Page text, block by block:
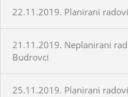
22.11.2019. Planirani
21.11.2019. Neplanirani
Budrovci
25.11.2019. Planirani